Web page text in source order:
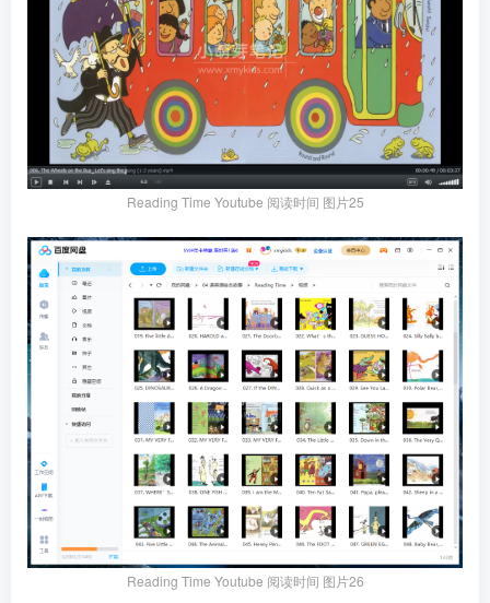
Reading Time Youtube 阅读时间 图片25
Reading Time Youtube 阅读时间 图片26